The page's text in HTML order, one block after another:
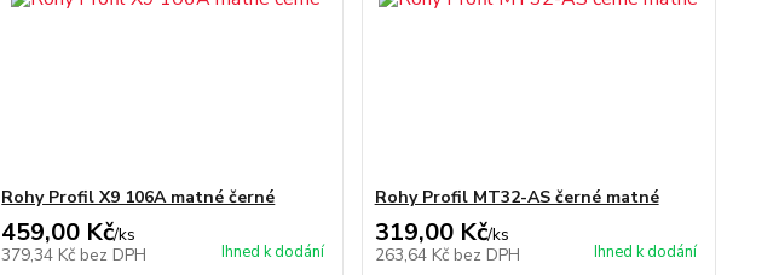
Rohy Profil X9 106A matné černé
459,00 Kč/ks
379,34 Kč bez DPH Ihned k dodání
Rohy Profil MT32-AS černé matné
319,00 Kč/ks
263,64 Kč bez DPH Ihned k dodání